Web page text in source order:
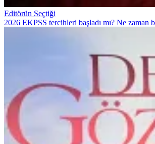
Editörün Seçtiği
2026 EKPSS tercihleri başladı mı? Ne zaman